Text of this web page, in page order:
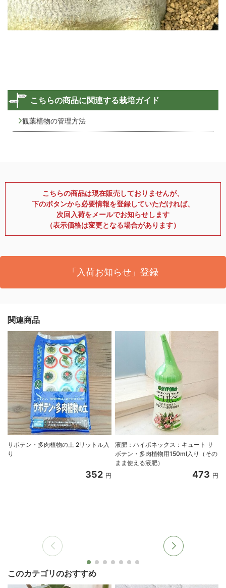
こちらの商品に関連する栽培ガイド
観葉植物の管理方法
こちらの商品は現在販売しておりませんが、
下のボタンから必要情報を登録していただければ、
次回入荷をメールでお知らせします
（表示価格は変更となる場合があります）
「入荷お知らせ」登録
関連商品
サボテン・多肉植物の土 2リットル入
り
352 円
液肥：ハイポネックス：キュート サ
ボテン・多肉植物用150ml入り（その
まま使える液肥）
473 円
このカテゴリのおすすめ